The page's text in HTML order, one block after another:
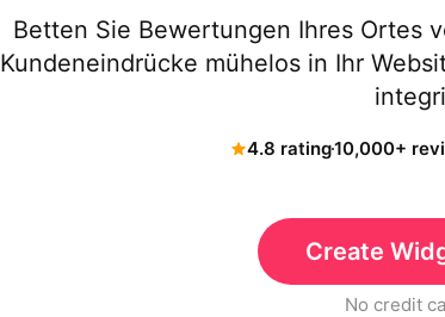
Betten Sie Bewertungen Ihres Ortes
Kundeneindrücke mühelos in Ihr
4.8 rating10,000+
Create
No credit